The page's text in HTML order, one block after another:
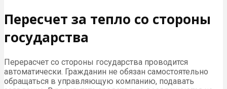
Пересчет за тепло со стороны
государства
Перерасчет со стороны государства проводится
автоматически. Гражданин не обязан самостоятельно
обращаться в управляющую компанию, подавать